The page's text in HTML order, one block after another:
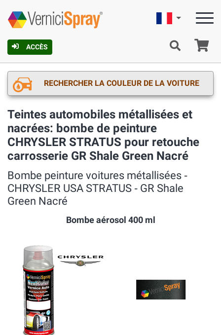
ACCÈS
Française
RECHERCHER LA COULEUR DE LA VOITURE
Teintes automobiles métallisées et
nacrées: bombe de peinture
CHRYSLER STRATUS pour retouche
carrosserie GR Shale Green Nacré
Bombe peinture voitures métallisées ‐
CHRYSLER USA STRATUS ‐ GR Shale
Green Nacré
Bombe aérosol 400 ml